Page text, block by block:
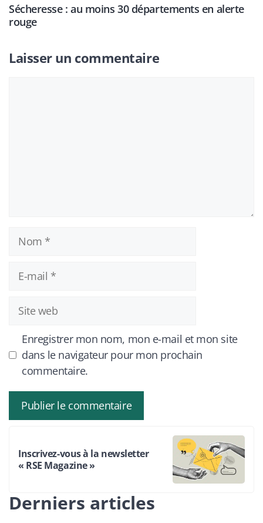
Sécheresse : au moins 30 départements en alerte
rouge
Laisser un commentaire
mail
Site
web
Enregistrer mon nom, mon e-mail et mon site
dans le navigateur pour mon prochain
commentaire.
Inscrivez-vous à la newsletter
« RSE Magazine »
Derniers articles